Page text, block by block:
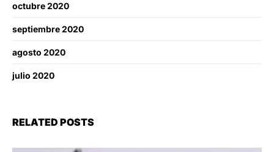
octubre 2020
septiembre 2020
agosto 2020
julio 2020
RELATED POSTS